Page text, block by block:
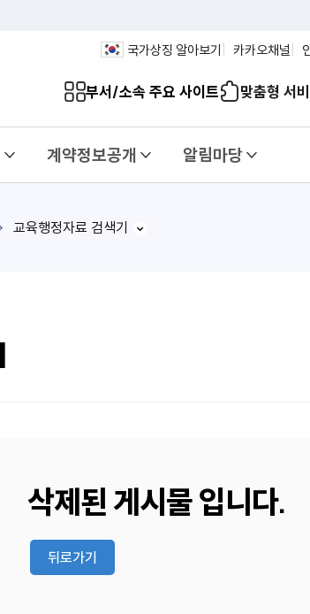
국가상징 알아보기 카카오채널
부서/소속 주요 사이트 맞춤형 서
계약정보공개 알림마당
교육행정자료 검색기
삭제된 게시물 입니다.
뒤로가기